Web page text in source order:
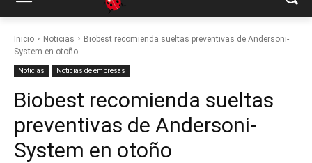
Inicio Noticias
Biobest recomienda sueltas preventivas de Andersoni-
System en otoño
Noticias Noticias de empresas
Biobest recomienda sueltas
preventivas de Andersoni-
System en otoño